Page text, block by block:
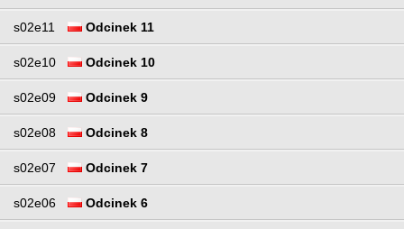
s02e11 Odcinek 11
s02e10 Odcinek 10
s02e09 Odcinek 9
s02e08 Odcinek 8
s02e07 Odcinek 7
s02e06 Odcinek 6